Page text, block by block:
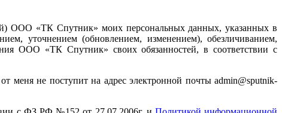
ООО «ТК Спутник» моих персональных данных, указанных в
уточнением (обновлением, изменением), обезличиванием,
ООО «ТК Спутник» своих обязанностей, в соответствии с
меня не поступит на адрес электронной почты admin@sputnik-